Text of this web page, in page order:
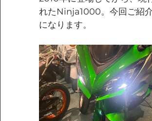
れたNinja1000。今回ご紹
になります。